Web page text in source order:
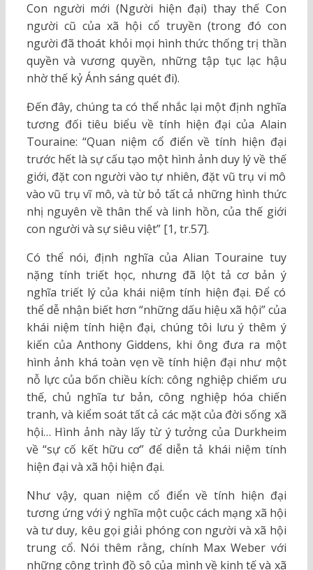
Con người mới (Người hiện đại) thay thế Con
người cũ của xã hội cổ truyền (trong đó con
người đã thoát khỏi mọi hình thức thống trị thần
quyền và vương quyền, những tập tục lạc hậu
nhờ thế kỷ Ánh sáng quét đi).
Đến đây, chúng ta có thể nhắc lại một định nghĩa
tương đối tiêu biểu về tính hiện đại của Alain
Touraine: “Quan niệm cổ điển về tính hiện đại
trước hết là sự cấu tạo một hình ảnh duy lý về thế
giới, đặt con người vào tự nhiên, đặt vũ trụ vi mô
vào vũ trụ vĩ mô, và từ bỏ tất cả những hình thức
nhị nguyên về thân thể và linh hồn, của thế giới
con người và sự siêu việt” [1, tr.57].
Có thể nói, định nghĩa của Alian Touraine tuy
nặng tính triết học, nhưng đã lột tả cơ bản ý
nghĩa triết lý của khái niệm tính hiện đại. Để có
thể dễ nhận biết hơn “những dấu hiệu xã hội” của
khái niệm tính hiện đại, chúng tôi lưu ý thêm ý
kiến của Anthony Giddens, khi ông đưa ra một
hình ảnh khá toàn vẹn về tính hiện đại như một
nỗ lực của bốn chiều kích: công nghiệp chiếm ưu
thế, chủ nghĩa tư bản, công nghiệp hóa chiến
tranh, và kiểm soát tất cả các mặt của đời sống xã
hội… Hình ảnh này lấy từ ý tưởng của Durkheim
về “sự cố kết hữu cơ” để diễn tả khái niệm tính
hiện đại và xã hội hiện đại.
Như vậy, quan niệm cổ điển về tính hiện đại
tương ứng với ý nghĩa một cuộc cách mạng xã hội
và tư duy, kêu gọi giải phóng con người và xã hội
trung cổ. Nói thêm rằng, chính Max Weber với
những công trình đồ sộ của mình về kinh tế và xã